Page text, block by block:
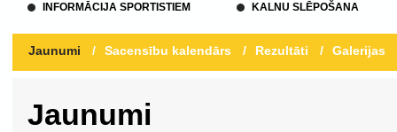
INFORMĀCIJA SPORTISTIEM
KALNU SLĒPOŠANA
Jaunumi / Sacensību kalendārs / Rezultāti / Galerijas
Jaunumi